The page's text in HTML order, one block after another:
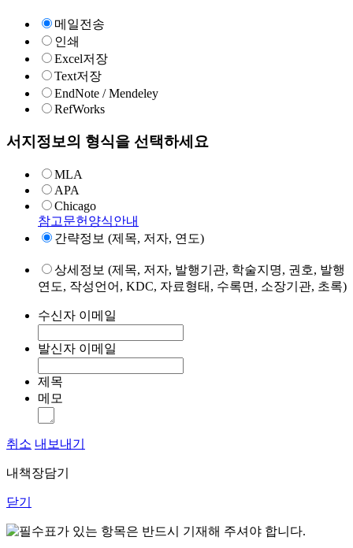
메일전송
인쇄
Excel저장
Text저장
EndNote / Mendeley
RefWorks
서지정보의 형식을 선택하세요
MLA
APA
Chicago
참고문헌양식안내
간략정보 (제목, 저자, 연도)
상세정보 (제목, 저자, 발행기관, 학술지명, 권호, 발행
연도, 작성언어, KDC, 자료형태, 수록면, 소장기관, 초록)
수신자 이메일
발신자 이메일
제목
메모
취소 내보내기
내책장담기
닫기
표가 있는 항목은 반드시 기재해 주셔야 합니다.